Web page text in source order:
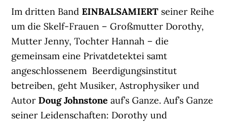
Im dritten BandEINBALSAMIERT seiner Reihe
um die Skelf-Frauen – Großmutter Dorothy,
Mutter Jenny, Tochter Hannah – die
gemeinsam eine Privatdetektei samt
angeschlossenem Beerdigungsinstitut
betreiben, geht Musiker, Astrophysiker und
AutorDoug Johnstone auf’s Ganze. Auf’s Ganze
seiner Leidenschaften: Dorothy und